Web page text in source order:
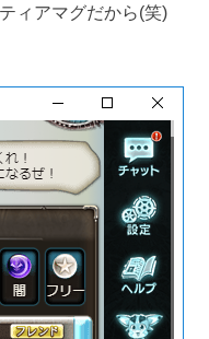
ィアマグだから(笑)